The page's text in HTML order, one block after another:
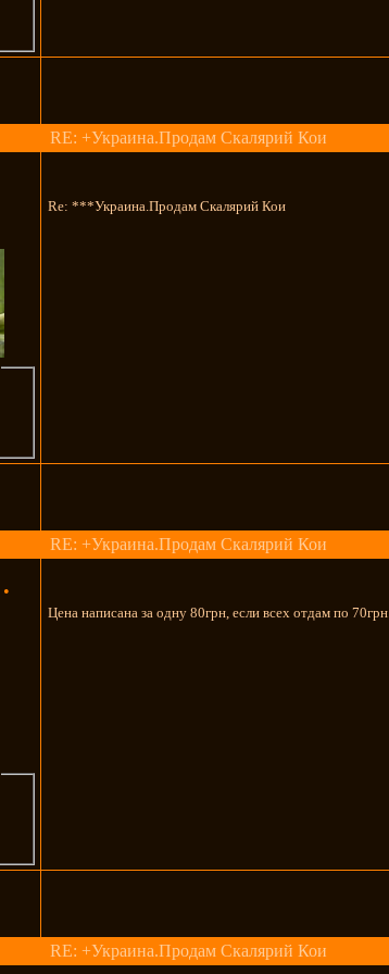
RE: +Украина.Продам Скалярий Кои
Re: ***Украина.Продам Скалярий Кои
RE: +Украина.Продам Скалярий Кои
•
Цена написана за одну 80грн, если всех отдам по 70грн.
RE: +Украина.Продам Скалярий Кои